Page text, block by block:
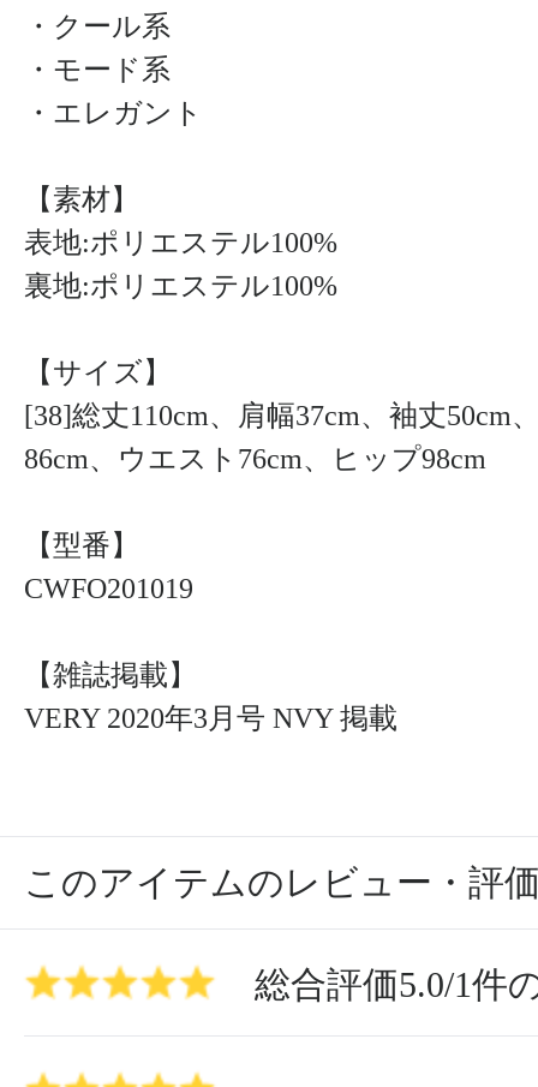
・クール系
・モード系
・エレガント
【素材】
表地:ポリエステル100%
裏地:ポリエステル100%
【サイズ】
[38]総丈110cm、肩幅37cm、袖丈50cm
86cm、ウエスト76cm、ヒップ98cm
【型番】
CWFO201019
【雑誌掲載】
VERY 2020年3月号 NVY 掲載
このアイテムのレビュー・評
総合評価5.0/1件